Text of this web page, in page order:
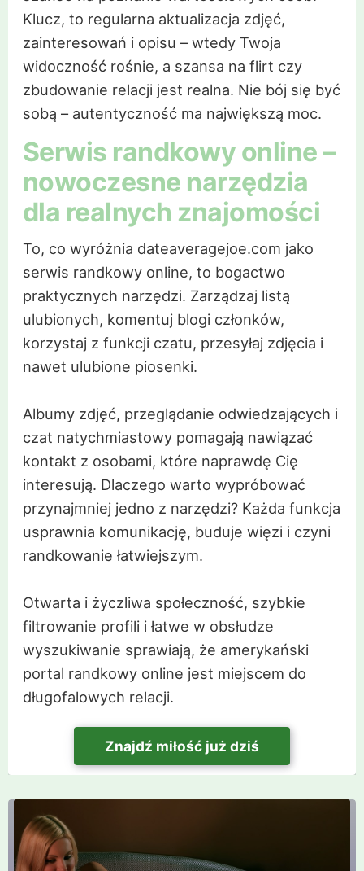
Klucz, to regularna aktualizacja zdjęć,
zainteresowań i opisu – wtedy Twoja
widoczność rośnie, a szansa na flirt czy
zbudowanie relacji jest realna. Nie bój się być
sobą – autentyczność ma największą moc.
Serwis randkowy online –
nowoczesne narzędzia
dla realnych znajomości
To, co wyróżnia dateaveragejoe.com jako
serwis randkowy online, to bogactwo
praktycznych narzędzi. Zarządzaj listą
ulubionych, komentuj blogi członków,
korzystaj z funkcji czatu, przesyłaj zdjęcia i
nawet ulubione piosenki.
Albumy zdjęć, przeglądanie odwiedzających i
czat natychmiastowy pomagają nawiązać
kontakt z osobami, które naprawdę Cię
interesują. Dlaczego warto wypróbować
przynajmniej jedno z narzędzi? Każda funkcja
usprawnia komunikację, buduje więzi i czyni
randkowanie łatwiejszym.
Otwarta i życzliwa społeczność, szybkie
filtrowanie profili i łatwe w obsłudze
wyszukiwanie sprawiają, że amerykański
portal randkowy online jest miejscem do
długofalowych relacji.
Znajdź miłość już dziś